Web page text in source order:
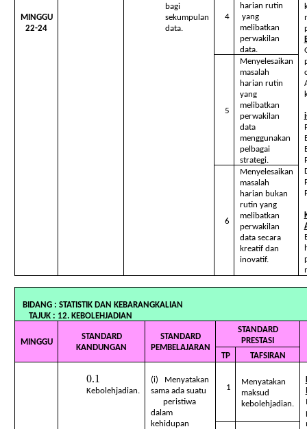
MINGGU
22-24
bagi
sekumpulan
data.
4
harian rutin
yang
melibatkan
perwakilan
data.
5
Menyelesaikan
masalah
harian rutin
yang
melibatkan
perwakilan
data
menggunakan
pelbagai
strategi.
6
Menyelesaikan
masalah
harian bukan
rutin yang
melibatkan
perwakilan
data secara
kreatif dan
inovatif.
BIDANG : STATISTIK DAN
TAJUK : 12. KEBOLEHJADIAN
MINGGU
STANDARD
KANDUNGAN
STANDARD
PEMBELAJARAN
STANDARD
PRESTASI
TP
TAFSIRAN
Kebolehjadian.
(i) Menyatakan
sama ada suatu
peristiwa
dalam
kehidupan
1
Menyatakan
maksud
kebolehjadian.